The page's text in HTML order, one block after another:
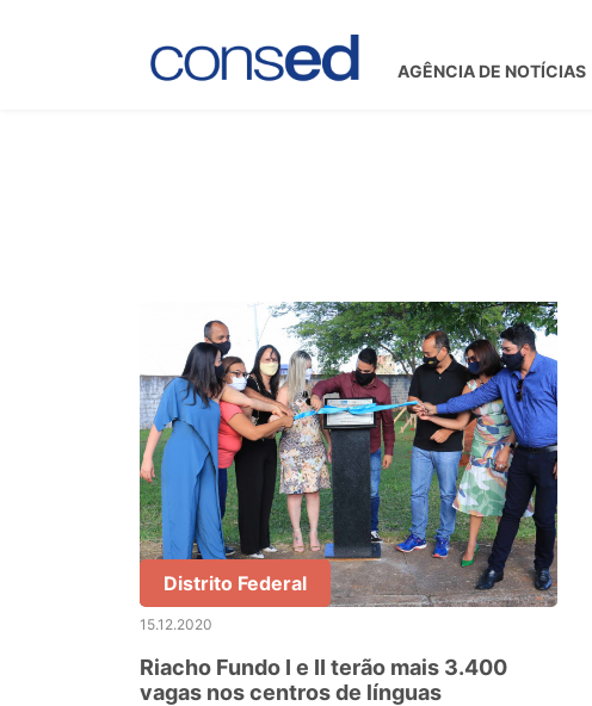
AGÊNCIA DE NOTÍCIAS
Distrito Federal
15.12.2020
Riacho Fundo I e II terão mais 3.400
vagas nos centros de línguas